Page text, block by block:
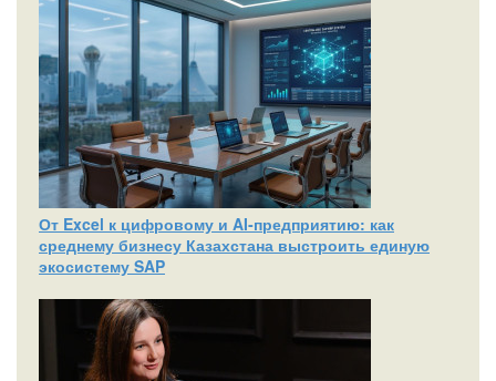
От Excel к цифровому и AI‑предприятию: как
среднему бизнесу Казахстана выстроить единую
экосистему SAP